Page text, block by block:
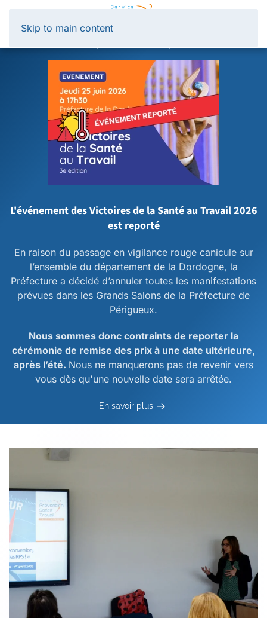
Skip to main content
L'événement des Victoires de la Santé au Travail 2026
est reporté
En raison du passage en vigilance rouge canicule sur
l’ensemble du département de la Dordogne, la
Préfecture a décidé d’annuler toutes les manifestations
prévues dans les Grands Salons de la Préfecture de
Périgueux.
Nous sommes donc contraints de reporter la
cérémonie de remise des prix à une date ultérieure,
après l’été. Nous ne manquerons pas de revenir vers
vous dès qu'une nouvelle date sera arrêtée.
En savoir plus
Panneau de gestion des cookies